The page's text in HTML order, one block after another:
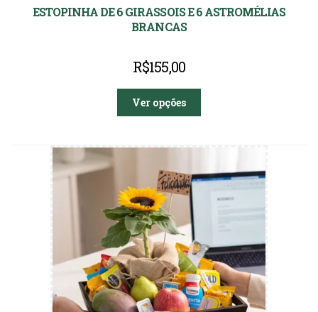
ESTOPINHA DE 6 GIRASSOIS E 6 ASTROMÉLIAS
BRANCAS
R$155,00
Ver opções